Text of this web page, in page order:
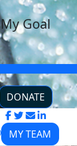
My Goal
DONATE
MY TEAM